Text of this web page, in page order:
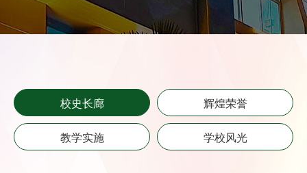
校史长廊 辉煌荣誉
教学实施 学校风光